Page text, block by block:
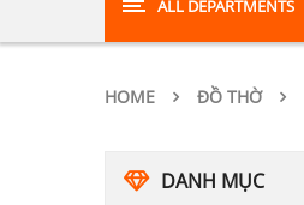
ALL DEPARTMENTS
HOME ĐỒ THỜ
DANH MỤC